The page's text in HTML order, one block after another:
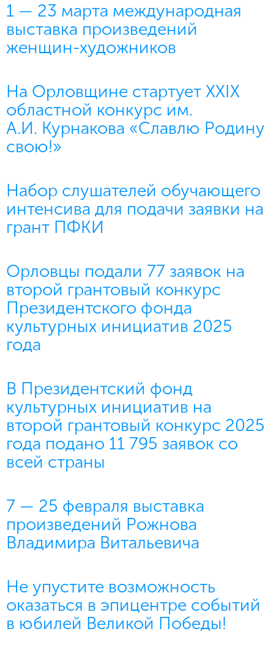
1 — 23 марта международная
выставка произведений
женщин-художников
На Орловщине стартует XXIX
областной конкурс им.
А.И. Курнакова «Славлю Родину
свою!»
Набор слушателей обучающего
интенсива для подачи заявки на
грант ПФКИ
Орловцы подали 77 заявок на
второй грантовый конкурс
Президентского фонда
культурных инициатив 2025
года
В Президентский фонд
культурных инициатив на
второй грантовый конкурс 2025
года подано 11 795 заявок со
всей страны
7 — 25 февраля выставка
произведений Рожнова
Владимира Витальевича
Не упустите возможность
оказаться в эпицентре событий
в юбилей Великой Победы!